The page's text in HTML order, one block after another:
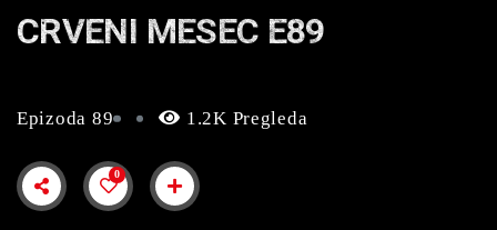
CRVENI MESEC E89
Epizoda 89 1.2K Pregleda
0